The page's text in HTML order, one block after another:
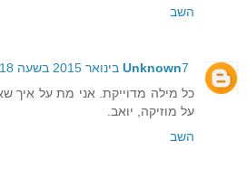
השב
Unknown7 בינואר 2015 בשעה 12:18
כל מילה מדוייקת. אני מת על איך
על מוזיקה, יואב.
השב